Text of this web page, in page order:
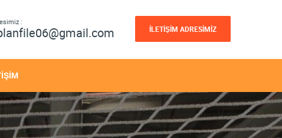
:
İLETİŞİM ADRESİMİZ